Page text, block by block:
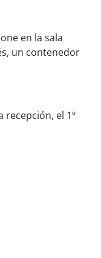
en la sala
un contenedor
recepción, el 1º